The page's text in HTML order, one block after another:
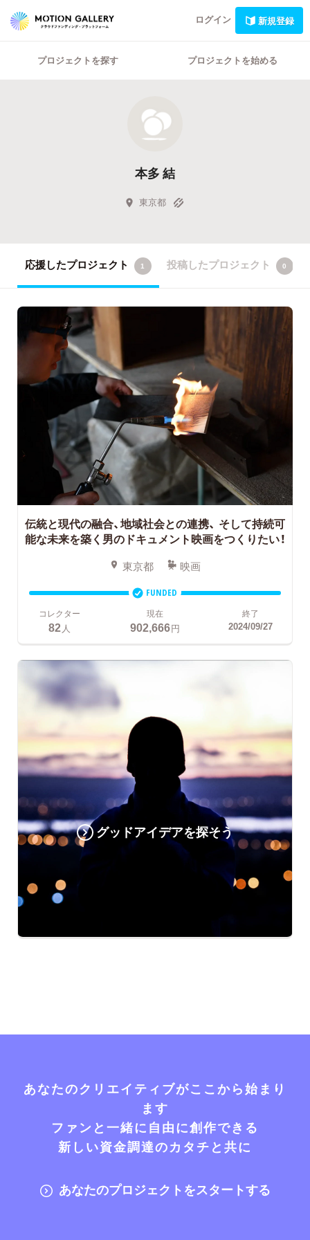
ログイン 新規登録
プロジェクトを探す プロジェクトを始める
本多 結
東京都
応援したプロジェクト 1 投稿したプロジェクト 0
伝統と現代の融合、地域社会との連携、 そして持続可
能な未来を築く男のドキュメント映画をつくりたい！
東京都 映画
FUNDED
コレクター
82 人
現在
902,666円
終了
2024/09/27
グッドアイデアを探そう
あなたのクリエイティブがここから始まり
ます
ファンと一緒に自由に創作できる
新しい資金調達のカタチと共に
あなたのプロジェクトをスタートする